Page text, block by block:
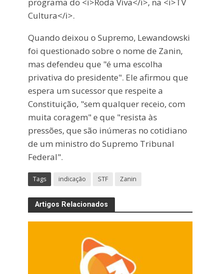
Cultura</i>.
Quando deixou o Supremo, Lewandowski
foi questionado sobre o nome de Zanin,
mas defendeu que "é uma escolha
privativa do presidente". Ele afirmou que
espera um sucessor que respeite a
Constituição, "sem qualquer receio, com
muita coragem" e que "resista às
pressões, que são inúmeras no cotidiano
de um ministro do Supremo Tribunal
Federal".
Tags indicação STF Zanin
Artigos Relacionados